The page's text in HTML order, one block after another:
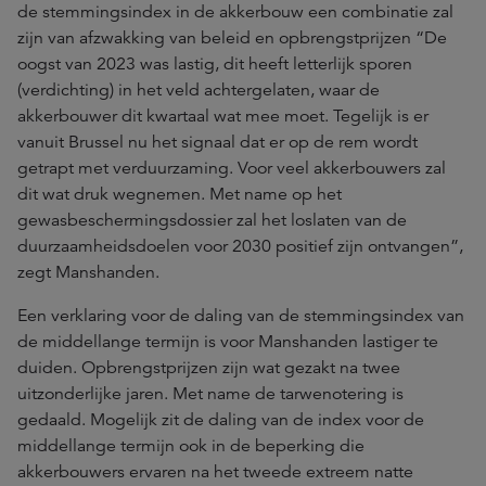
de stemmingsindex in de akkerbouw een combinatie zal
zijn van afzwakking van beleid en opbrengstprijzen “De
oogst van 2023 was lastig, dit heeft letterlijk sporen
(verdichting) in het veld achtergelaten, waar de
akkerbouwer dit kwartaal wat mee moet. Tegelijk is er
vanuit Brussel nu het signaal dat er op de rem wordt
getrapt met verduurzaming. Voor veel akkerbouwers zal
dit wat druk wegnemen. Met name op het
gewasbeschermingsdossier zal het loslaten van de
duurzaamheidsdoelen voor 2030 positief zijn ontvangen”,
zegt Manshanden.
Een verklaring voor de daling van de stemmingsindex van
de middellange termijn is voor Manshanden lastiger te
duiden. Opbrengstprijzen zijn wat gezakt na twee
uitzonderlijke jaren. Met name de tarwenotering is
gedaald. Mogelijk zit de daling van de index voor de
middellange termijn ook in de beperking die
akkerbouwers ervaren na het tweede extreem natte